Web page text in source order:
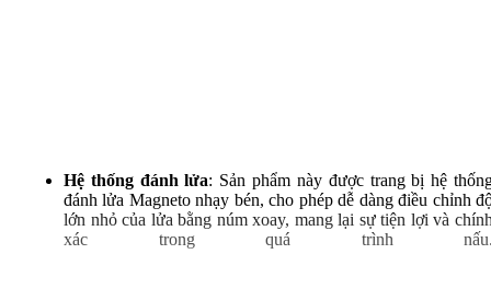
Hệ thống đánh lửa: Sản phẩm này được trang bị hệ
đánh lửa Magneto nhạy bén, cho phép dễ dàng điều chỉnh
lớn nhỏ của lửa bằng núm xoay, mang lại sự tiện lợi và
xác trong quá trình